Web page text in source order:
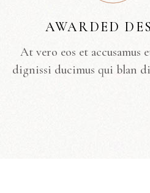
AWARDED
At vero eos et accusamus
dignissi ducimus qui blan